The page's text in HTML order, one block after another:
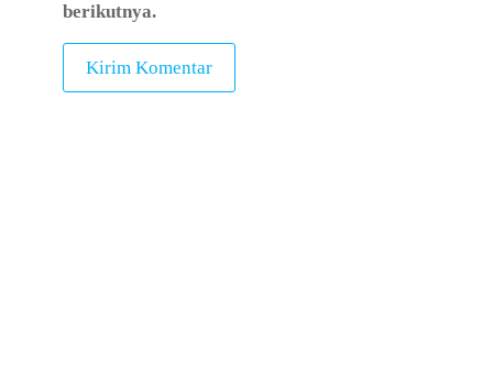
berikutnya.